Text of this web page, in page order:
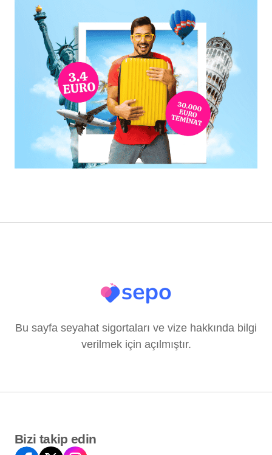
Bu sayfa seyahat sigortaları ve vize hakkında bilgi
verilmek için açılmıştır.
Bizi takip edin